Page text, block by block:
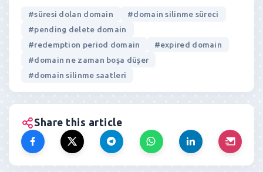
#süresi dolan domain
#domain silinme süreci
#pending delete domain
#redemption period domain
#expired domain
#domain ne zaman boşa düşer
#domain silinme saatleri
Share this article